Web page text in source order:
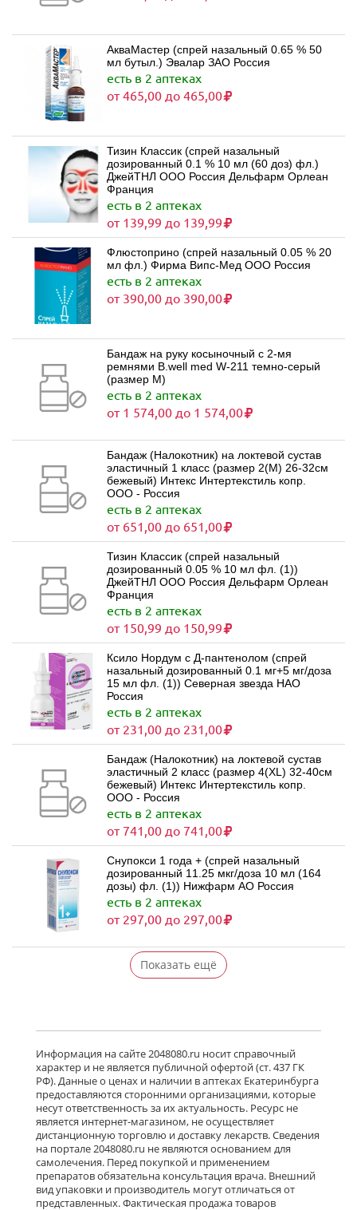
АкваМастер (спрей назальный 0.65 % 50
мл бутыл.) Эвалар ЗАО Россия
есть в 2 аптеках
от 465,00 до 465,00
Тизин Классик (спрей назальный
дозированный 0.1 % 10 мл (60 доз) фл.)
ДжейТНЛ ООО Россия Дельфарм Орлеан
Франция
есть в 2 аптеках
от 139,99 до 139,99
Флюстоприно (спрей назальный 0.05 % 20
мл фл.) Фирма Випс-Мед ООО Россия
есть в 2 аптеках
от 390,00 до 390,00
Бандаж на руку косыночный с 2-мя
ремнями B.well med W-211 темно-серый
(размер M)
есть в 2 аптеках
от 1 574,00 до 1 574,00
Бандаж (Налокотник) на локтевой сустав
эластичный 1 класс (размер 2(M) 26-32см
бежевый) Интекс Интертекстиль копр.
ООО - Россия
есть в 2 аптеках
от 651,00 до 651,00
Тизин Классик (спрей назальный
дозированный 0.05 % 10 мл фл. (1))
ДжейТНЛ ООО Россия Дельфарм Орлеан
Франция
есть в 2 аптеках
от 150,99 до 150,99
Ксило Нордум с Д-пантенолом (спрей
назальный дозированный 0.1 мг+5 мг/доза
15 мл фл. (1)) Северная звезда НАО
Россия
есть в 2 аптеках
от 231,00 до 231,00
Бандаж (Налокотник) на локтевой сустав
эластичный 2 класс (размер 4(XL) 32-40см
бежевый) Интекс Интертекстиль копр.
ООО - Россия
есть в 2 аптеках
от 741,00 до 741,00
Снупокси 1 года + (спрей назальный
дозированный 11.25 мкг/доза 10 мл (164
дозы) фл. (1)) Нижфарм АО Россия
есть в 2 аптеках
от 297,00 до 297,00
Показать ещё
Информация на сайте 2048080.ru носит справочный
характер и не является публичной офертой (ст. 437 ГК
РФ). Данные о ценах и наличии в аптеках Екатеринбурга
предоставляются сторонними организациями, которые
несут ответственность за их актуальность. Ресурс не
является интернет-магазином, не осуществляет
дистанционную торговлю и доставку лекарств. Сведения
на портале 2048080.ru не являются основанием для
самолечения. Перед покупкой и применением
препаратов обязательна консультация врача. Внешний
вид упаковки и производитель могут отличаться от
представленных. Фактическая продажа товаров